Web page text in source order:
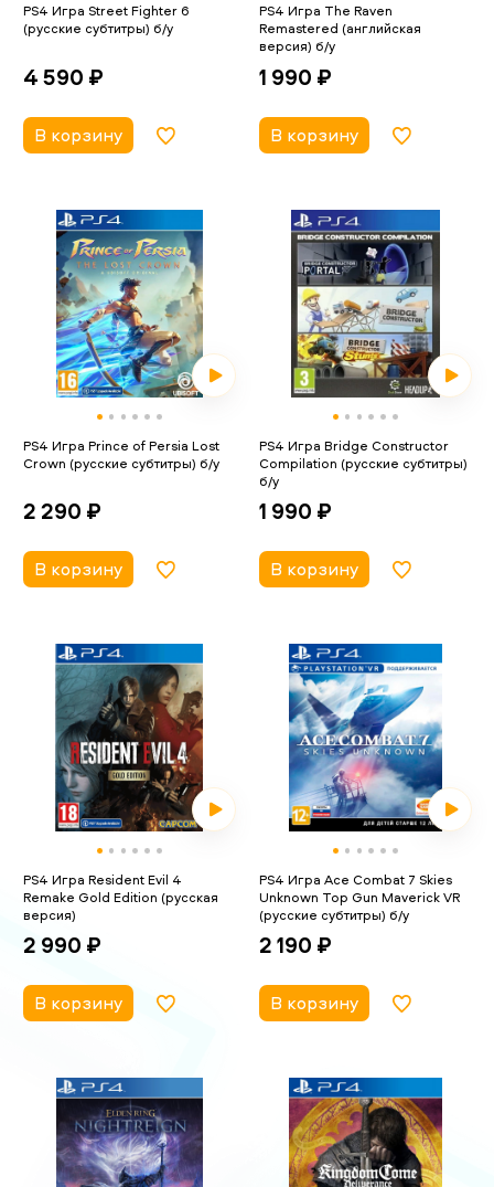
PS4 Игра Street Fighter 6
(русские субтитры) б/у
4 590 ₽
В корзину
PS4 Игра The Raven
Remastered (английская
версия) б/у
1 990 ₽
В корзину
PS4 Игра Prince of Persia Lost
Crown (русские субтитры) б/у
2 290 ₽
В корзину
PS4 Игра Bridge Constructor
Compilation (русские субтитры)
б/у
1 990 ₽
В корзину
PS4 Игра Resident Evil 4
Remake Gold Edition (русская
версия)
2 990 ₽
В корзину
PS4 Игра Ace Combat 7 Skies
Unknown Top Gun Maverick VR
(русские субтитры) б/у
2 190 ₽
В корзину